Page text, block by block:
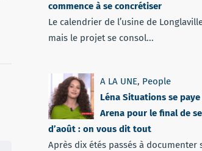
commence à se concrétiser
Le calendrier de l’usine de
mais le projet se consol...
A LA UNE, People
Léna Situations se paye
Arena pour le final de
d’août : on vous dit tout
Après dix étés passés à documenter